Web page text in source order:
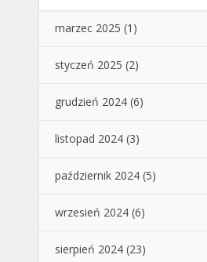
marzec 2025 (1)
styczeń 2025 (2)
grudzień 2024 (6)
listopad 2024 (3)
październik 2024 (5)
wrzesień 2024 (6)
sierpień 2024 (23)